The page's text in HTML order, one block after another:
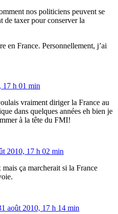
nos politiciens peuvent se
de taxer pour conserver la
en France. Personnellement, j’ai
17 h 01 min
vraiment diriger la France au
dans quelques années eh bien je
à la tête du FMI!
2010, 17 h 02 min
mais ça marcherait si la France
août 2010, 17 h 14 min